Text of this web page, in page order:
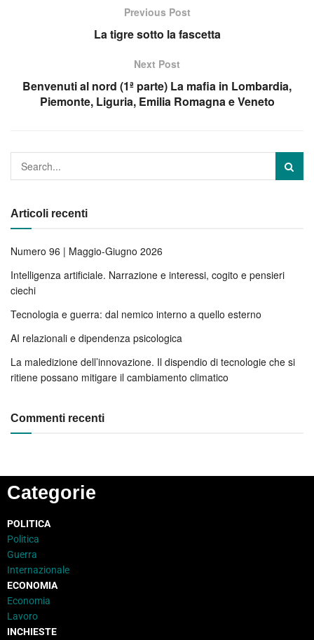
Previous Post
La tigre sotto la fascetta
Next Post
Benvenuti al nord (1ª parte) La mafia in Lombardia,
Piemonte, Liguria, Emilia Romagna e Veneto
Articoli recenti
Numero 96 | Maggio-Giugno 2026
Intelligenza artificiale. Narrazione e interessi, cogito e pensieri
ciechi
Tecnologia e guerra: dal nemico interno a quello esterno
AI relazionali e dipendenza psicologica
La maledizione dell’innovazione. Il dispendio di tecnologie che si
ritiene possano mitigare il cambiamento climatico
Commenti recenti
Categorie
POLITICA
Politica
Guerra
Internazionale
ECONOMIA
Economia
Lavoro
INCHIESTE